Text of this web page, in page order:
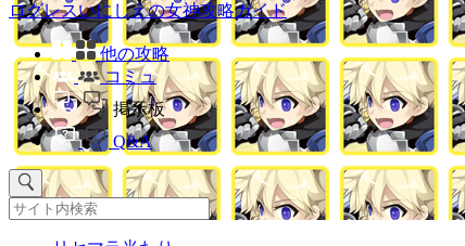
ログレスいにしえの女神攻略ガイド
他の攻略
コミュ
掲示板
Q&A